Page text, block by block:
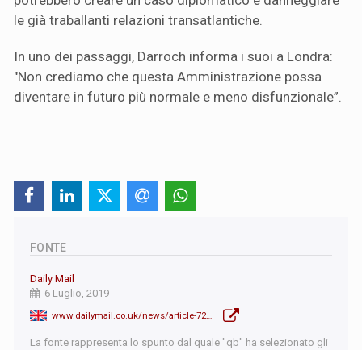
le già traballanti relazioni transatlantiche.
In uno dei passaggi, Darroch informa i suoi a Londra:
"Non crediamo che questa Amministrazione possa
diventare in futuro più normale e meno disfunzionale”.
FONTE
Daily Mail
6 Luglio, 2019
www.dailymail.co.uk/news/article-7220335/Britains-man-says-Trump-inept-Cables-ambassador-say-dysfunctional.html
La fonte rappresenta lo spunto dal quale "qb" ha selezionato gli